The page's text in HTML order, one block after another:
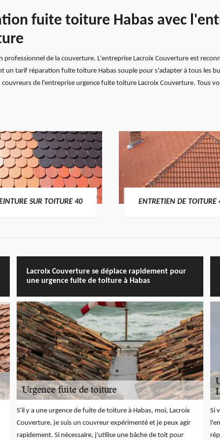
fuite toiture Habas avec
de la couverture. L'entreprise Lacroix Couverture est
un tarif réparation fuite toiture Habas souple pour s'adapter à tous les
de l'entreprise urgence fuite toiture Lacroix Couverture. Tous
SUR TOITURE 40 ENTRETIEN DE TOITURE
Lacroix Couverture se déplace rapidement pour
une urgence fuite de toiture à Habas
S'il y a une urgence de fuite de toiture à Habas, moi, Lacroix
Couverture, je suis un couvreur expérimenté et je peux agir
rapidement. Si nécessaire, j'utilise une bâche de toit pour
Si